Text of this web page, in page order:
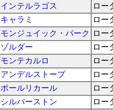
インテルラゴス
ロー
キャラミ
ロー
モンジュイック・パーク
ロー
ゾルダー
ロー
モンテカルロ
ロー
アンデルストープ
ロー
ポールリカール
ロー
シルバーストン
ロー